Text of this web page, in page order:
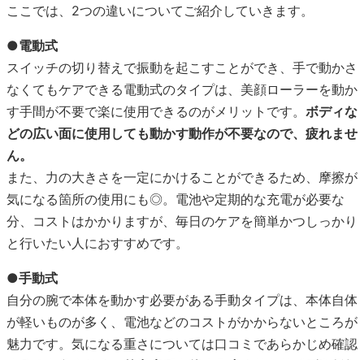
ここでは、2つの違いについてご紹介していきます。
●電動式
スイッチの切り替えで振動を起こすことができ、手で動かさ
なくてもケアできる電動式のタイプは、美顔ローラーを動か
す手間が不要で楽に使用できるのがメリットです。 ボディな
どの広い面に使用しても動かす動作が不要なので、疲れませ
ん。
また、力の大きさを一定にかけることができるため、摩擦が
気になる箇所の使用にも◎。電池や定期的な充電が必要な
分、コストはかかりますが、毎日のケアを簡単かつしっかり
と行いたい人におすすめです。
●手動式
自分の腕で本体を動かす必要がある手動タイプは、本体自体
が軽いものが多く、電池などのコストがかからないところが
魅力です。気になる重さについては口コミであらかじめ確認